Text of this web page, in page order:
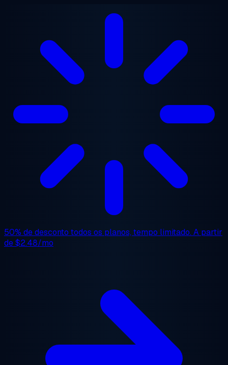
Saltar para o conteúdo principal
50% de desconto todos os planos, tempo limitado. A partir
de$2.48/mo